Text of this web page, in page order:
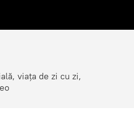
viața de zi cu zi,